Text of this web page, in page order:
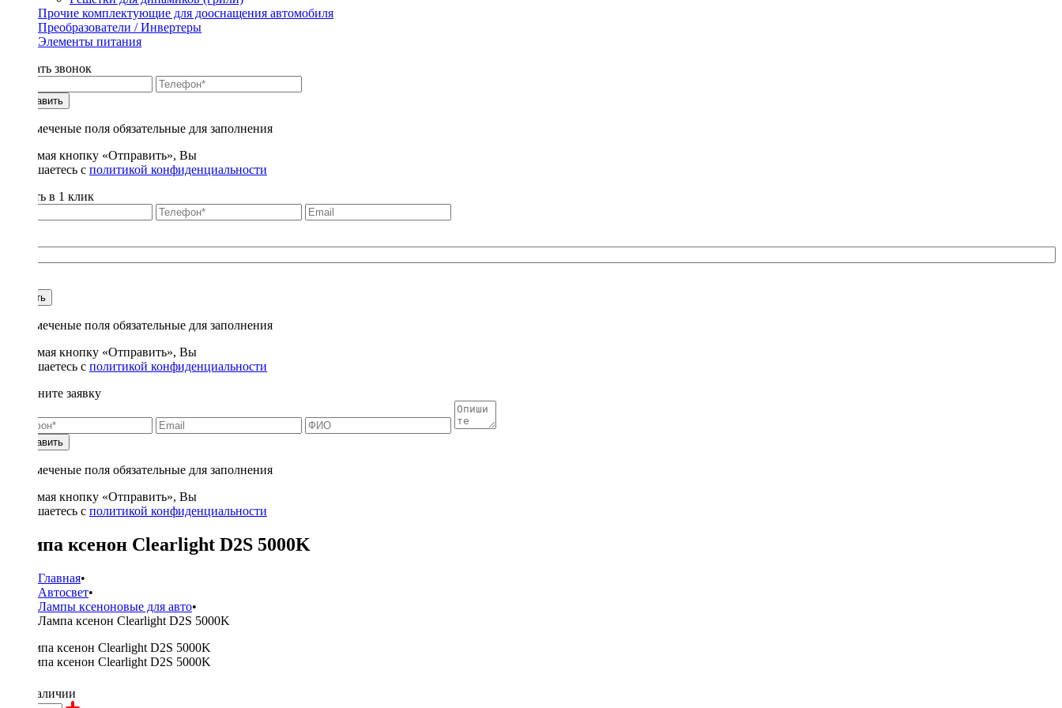
Прочие комплектующие для дооснащения автомобиля
Преобразователи / Инвертеры
Элементы питания
Заказать звонок
Отправить
* - отмеченые поля обязательные для заполнения
Нажимая кнопку «Отправить», Вы
соглашаетесь с политикой конфиденциальности
Купить в 1 клик
Купить
* - отмеченые поля обязательные для заполнения
Нажимая кнопку «Отправить», Вы
соглашаетесь с политикой конфиденциальности
Заполните заявку
Отправить
* - отмеченые поля обязательные для заполнения
Нажимая кнопку «Отправить», Вы
соглашаетесь с политикой конфиденциальности
Лампа ксенон Clearlight D2S 5000K
Главная•
Автосвет•
Лампы ксеноновые для авто•
Лампа ксенон Clearlight D2S 5000K
в наличии